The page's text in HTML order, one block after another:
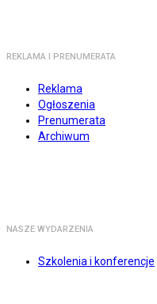
REKLAMA I PRENUMERATA
Reklama
Ogłoszenia
Prenumerata
Archiwum
NASZE WYDARZENIA
Szkolenia i konferencje